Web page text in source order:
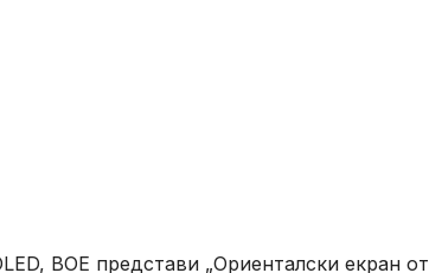
BOE представи „Ориенталски екран от